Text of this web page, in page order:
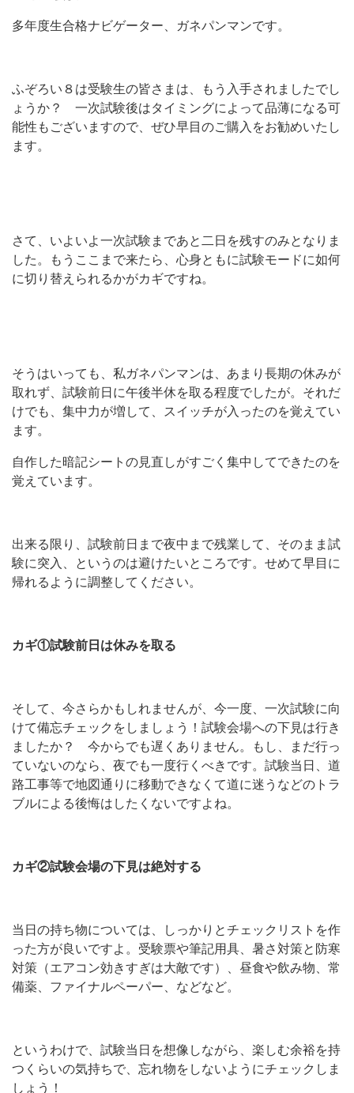
多年度生合格ナビゲーター、ガネパンマンです。
ふぞろい８は受験生の皆さまは、もう入手されましたでし
ょうか？ 一次試験後はタイミングによって品薄になる可
能性もございますので、ぜひ早目のご購入をお勧めいたし
ます。
さて、いよいよ一次試験まであと二日を残すのみとなりま
した。もうここまで来たら、心身ともに試験モードに如何
に切り替えられるかがカギですね。
そうはいっても、私ガネパンマンは、あまり長期の休みが
取れず、試験前日に午後半休を取る程度でしたが。それだ
けでも、集中力が増して、スイッチが入ったのを覚えてい
ます。
自作した暗記シートの見直しがすごく集中してできたのを
覚えています。
出来る限り、試験前日まで夜中まで残業して、そのまま試
験に突入、というのは避けたいところです。せめて早目に
帰れるように調整してください。
カギ①試験前日は休みを取る
そして、今さらかもしれませんが、今一度、一次試験に向
けて備忘チェックをしましょう！試験会場への下見は行き
ましたか？ 今からでも遅くありません。もし、まだ行っ
ていないのなら、夜でも一度行くべきです。試験当日、道
路工事等で地図通りに移動できなくて道に迷うなどのトラ
ブルによる後悔はしたくないですよね。
カギ②試験会場の下見は絶対する
当日の持ち物については、しっかりとチェックリストを作
った方が良いですよ。受験票や筆記用具、暑さ対策と防寒
対策（エアコン効きすぎは大敵です）、昼食や飲み物、常
備薬、ファイナルペーパー、などなど。
というわけで、試験当日を想像しながら、楽しむ余裕を持
つくらいの気持ちで、忘れ物をしないようにチェックしま
しょう！